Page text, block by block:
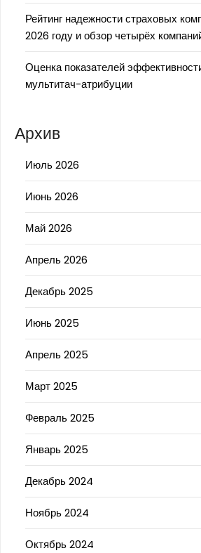
Рейтинг надежности страховых
2026 году и обзор четырёх
Оценка показателей
мультитач-атрибуции
Архив
Июль 2026
Июнь 2026
Май 2026
Апрель 2026
Декабрь 2025
Июнь 2025
Апрель 2025
Март 2025
Февраль 2025
Январь 2025
Декабрь 2024
Ноябрь 2024
Октябрь 2024